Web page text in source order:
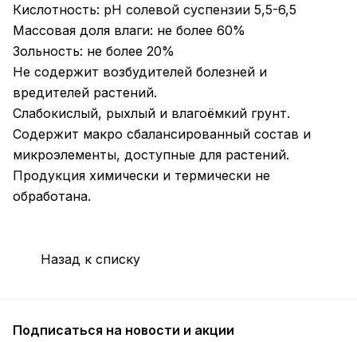
Кислотность: рН солевой суспензии 5,5-6,5
Массовая доля влаги: не более 60%
Зольность: не более 20%
Не содержит возбудителей болезней и
вредителей растений.
Слабокислый, рыхлый и влагоёмкий грунт.
Содержит макро сбалансированный состав и
микроэлементы, доступные для растений.
Продукция химически и термически не
обработана.
Назад к списку
Подписаться на новости и акции